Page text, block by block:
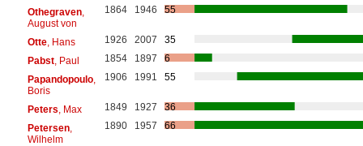
Othegraven,
August von
1864 1946 55
Otte, Hans 1926 2007
35
Pabst, Paul 1854 1897
6
Papandopoulo,
Boris
1906 1991 55
Peters , Max 1849 1927
36
Petersen,
Wilhelm
1890 1957 66